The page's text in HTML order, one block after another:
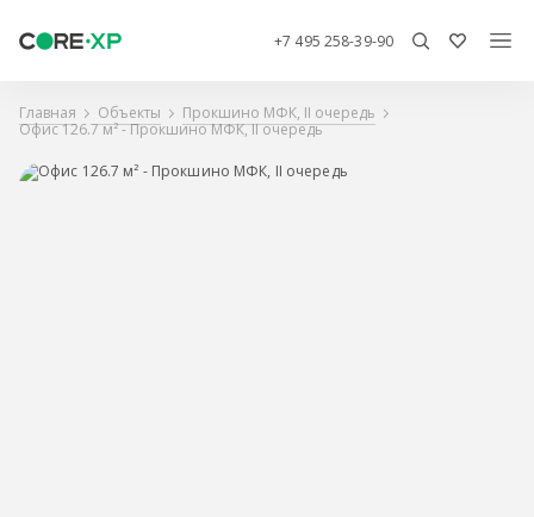
+7 495 258-39-90
Главная Объекты
Прокшино МФК, II очередь
Офис 126.7 м² - Прокшино МФК, II очередь